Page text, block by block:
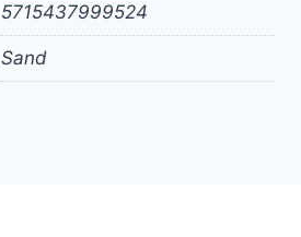
5715437999524
Sand